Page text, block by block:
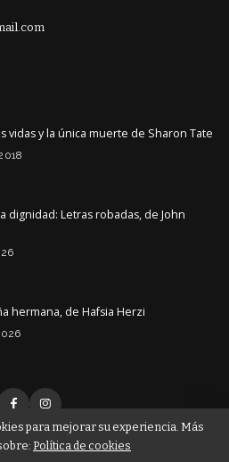
vidas y la única muerte de Sharon Tate
dignidad: Letras robadas, de John
hermana, de Hafsia Herzi
para mejorar su experiencia. Más
Política de cookies